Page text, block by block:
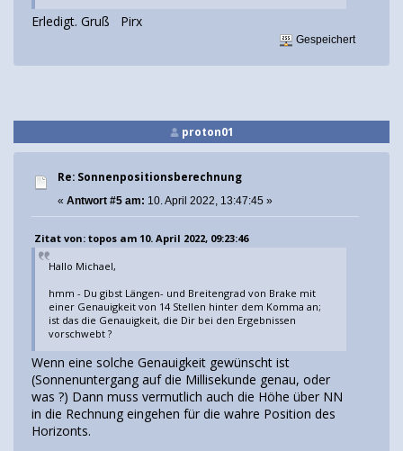
Erledigt. Gruß Pirx
Gespeichert
proton01
Re: Sonnenpositionsberechnung
« Antwort #5 am: 10. April 2022, 13:47:45 »
Zitat von: topos am 10. April 2022, 09:23:46
Hallo Michael,
hmm - Du gibst Längen- und Breitengrad von Brake mit
einer Genauigkeit von 14 Stellen hinter dem Komma an;
ist das die Genauigkeit, die Dir bei den Ergebnissen
vorschwebt ?
Wenn eine solche Genauigkeit gewünscht ist
(Sonnenuntergang auf die Millisekunde genau, oder
was ?) Dann muss vermutlich auch die Höhe über NN
in die Rechnung eingehen für die wahre Position des
Horizonts.